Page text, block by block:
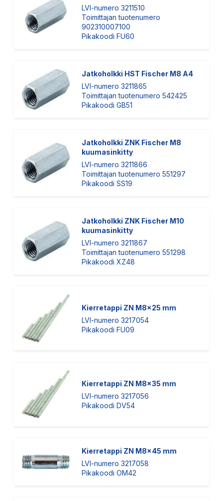
LVI-numero 3211510
Toimittajan tuotenumero
902310007100
Pikakoodi FU60
Jatkoholkki HST Fischer M8 A4
LVI-numero 3211865
Toimittajan tuotenumero 542425
Pikakoodi GB51
Jatkoholkki ZNK Fischer M8
kuumasinkitty
LVI-numero 3211866
Toimittajan tuotenumero 551297
Pikakoodi SS19
Jatkoholkki ZNK Fischer M10
kuumasinkitty
LVI-numero 3211867
Toimittajan tuotenumero 551298
Pikakoodi XZ48
Kierretappi ZN M8x25 mm
LVI-numero 3217054
Pikakoodi FU09
Kierretappi ZN M8x35 mm
LVI-numero 3217056
Pikakoodi DV54
Kierretappi ZN M8x45 mm
LVI-numero 3217058
Pikakoodi OM42